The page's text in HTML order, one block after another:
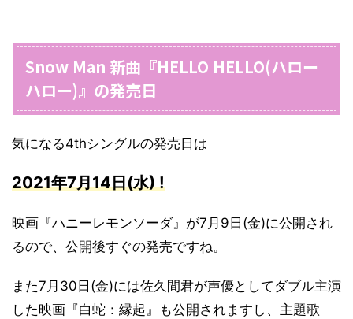
Snow Man 新曲『HELLO HELLO(ハロー
ハロー)』の発売日
気になる4thシングルの発売日は
2021年7月14日(水) !
映画『ハニーレモンソーダ』が7月9日(金)に公開され
るので、公開後すぐの発売ですね。
また7月30日(金)には佐久間君が声優としてダブル主演
した映画『白蛇：縁起』も公開されますし、主題歌